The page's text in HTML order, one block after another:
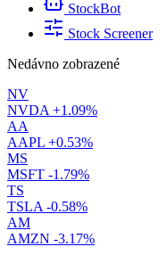
StockBot
Stock Screener
Nedávno zobrazené
NV
NVDA +1.09%
AA
AAPL +0.53%
MS
MSFT -1.79%
TS
TSLA -0.58%
AM
AMZN -3.17%